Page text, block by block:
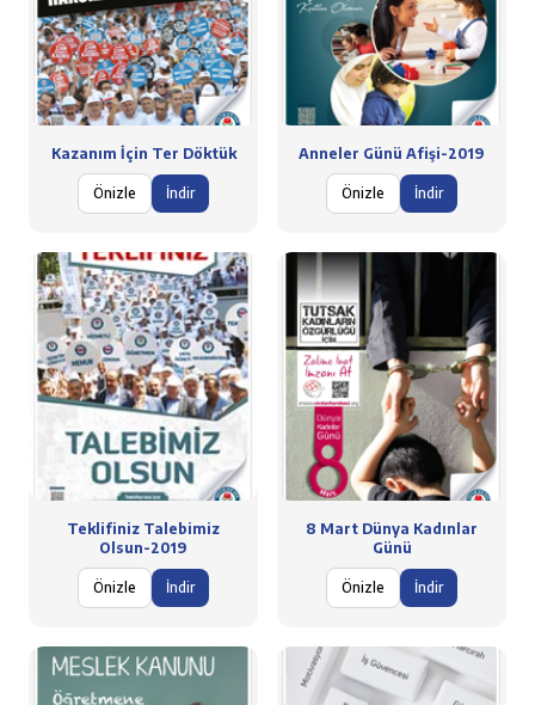
Kazanım İçin Ter Döktük
Önizle İndir
Anneler Günü Afişi-2019
Önizle İndir
Teklifiniz Talebimiz
Olsun-2019
Önizle İndir
8 Mart Dünya Kadınlar
Günü
Önizle İndir